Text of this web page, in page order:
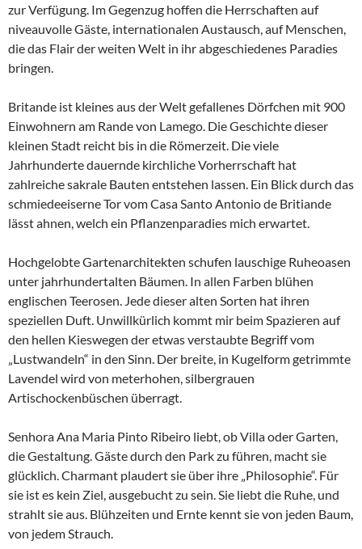
zur Verfügung. Im Gegenzug hoffen die Herrschaften auf
niveauvolle Gäste, internationalen Austausch, auf Menschen,
die das Flair der weiten Welt in ihr abgeschiedenes Paradies
bringen.
Britande ist kleines aus der Welt gefallenes Dörfchen mit 900
Einwohnern am Rande von Lamego. Die Geschichte dieser
kleinen Stadt reicht bis in die Römerzeit. Die viele
Jahrhunderte dauernde kirchliche Vorherrschaft hat
zahlreiche sakrale Bauten entstehen lassen. Ein Blick durch das
schmiedeeiserne Tor vom Casa Santo Antonio de Britiande
lässt ahnen, welch ein Pflanzenparadies mich erwartet.
Hochgelobte Gartenarchitekten schufen lauschige Ruheoasen
unter jahrhundertalten Bäumen. In allen Farben blühen
englischen Teerosen. Jede dieser alten Sorten hat ihren
speziellen Duft. Unwillkürlich kommt mir beim Spazieren auf
den hellen Kieswegen der etwas verstaubte Begriff vom
„Lustwandeln“ in den Sinn. Der breite, in Kugelform getrimmte
Lavendel wird von meterhohen, silbergrauen
Artischockenbüschen überragt.
Senhora Ana Maria Pinto Ribeiro liebt, ob Villa oder Garten,
die Gestaltung. Gäste durch den Park zu führen, macht sie
glücklich. Charmant plaudert sie über ihre „Philosophie“. Für
sie ist es kein Ziel, ausgebucht zu sein. Sie liebt die Ruhe, und
strahlt sie aus. Blühzeiten und Ernte kennt sie von jeden Baum,
von jedem Strauch.